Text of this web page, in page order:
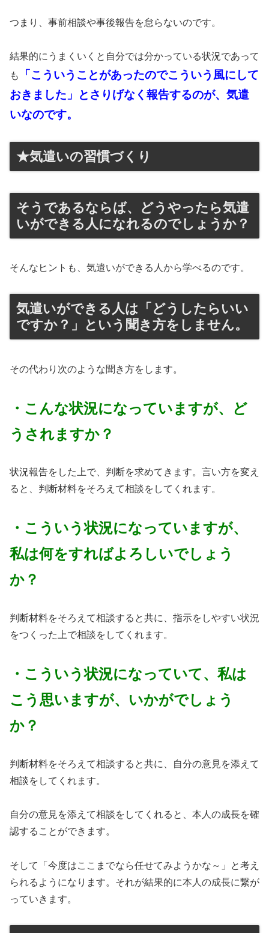
つまり、事前相談や事後報告を怠らないのです。
結果的にうまくいくと自分では分かっている状況であって
も
「こういうことがあったのでこういう風にして
おきました」とさりげなく報告するのが、気遣
いなのです。
★気遣いの習慣づくり
そうであるならば、どうやったら気遣
いができる人になれるのでしょうか？
そんなヒントも、気遣いができる人から学べるのです。
気遣いができる人は「どうしたらいい
ですか？」という聞き方をしません。
その代わり次のような聞き方をします。
・こんな状況になっていますが、ど
うされますか？
状況報告をした上で、判断を求めてきます。言い方を変え
ると、判断材料をそろえて相談をしてくれます。
・こういう状況になっていますが、
私は何をすればよろしいでしょう
か？
判断材料をそろえて相談すると共に、指示をしやすい状況
をつくった上で相談をしてくれます。
・こういう状況になっていて、私は
こう思いますが、いかがでしょう
か？
判断材料をそろえて相談すると共に、自分の意見を添えて
相談をしてくれます。
自分の意見を添えて相談をしてくれると、本人の成長を確
認することができます。
そして「今度はここまでなら任せてみようかな～」と考え
られるようになります。それが結果的に本人の成長に繋が
っていきます。